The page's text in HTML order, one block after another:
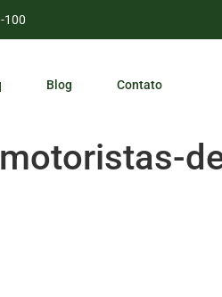
100
Blog Contato